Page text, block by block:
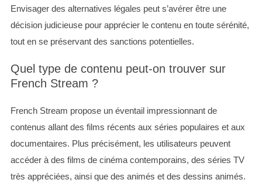
Envisager des alternatives légales peut s’avérer être une
décision judicieuse pour apprécier le contenu en toute sérénité,
tout en se préservant des sanctions potentielles.
Quel type de contenu peut-on trouver sur
French Stream ?
French Stream propose un éventail impressionnant de
contenus allant des films récents aux séries populaires et aux
documentaires. Plus précisément, les utilisateurs peuvent
accéder à des films de cinéma contemporains, des séries TV
très appréciées, ainsi que des animés et des dessins animés.